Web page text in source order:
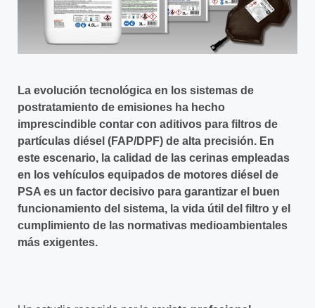
La evolución tecnológica en los sistemas de
postratamiento de emisiones ha hecho
imprescindible contar con aditivos para filtros de
partículas diésel (FAP/DPF) de alta precisión. En
este escenario, la calidad de las cerinas empleadas
en los vehículos equipados de motores diésel de
PSA es un factor decisivo para garantizar el buen
funcionamiento del sistema, la vida útil del filtro y el
cumplimiento de las normativas medioambientales
más exigentes.